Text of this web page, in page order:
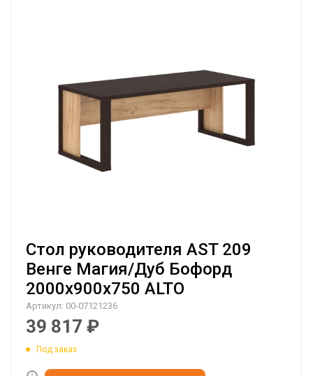
Стол руководителя AST 209
Венге Магия/Дуб Бофорд
2000х900х750 ALTO
Артикул: 00-07121236
39 817 ₽
Под заказ